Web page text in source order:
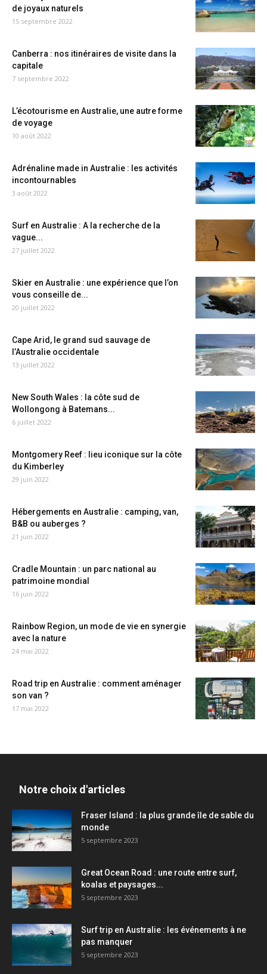
de joyaux naturels
15 septembre 2022
Canberra : nos itinéraires de visite dans la
capitale
7 septembre 2022
L’écotourisme en Australie, une autre forme
de voyage
10 août 2022
Adrénaline made in Australie : les activités
incontournables
3 août 2022
Surf en Australie : A la recherche de la
vague...
27 juillet 2022
Skier en Australie : une expérience que l’on
vous conseille de...
20 juillet 2022
Cape Arid, le grand sud sauvage de
l’Australie occidentale
13 juillet 2022
New South Wales : la côte sud de
Wollongong à Batemans...
6 juillet 2022
Montgomery Reef : lieu iconique sur la côte
du Kimberley
29 juin 2022
Hébergements en Australie : camping, van,
B&B ou auberges ?
21 juin 2022
Cradle Mountain : un parc national au
patrimoine mondial
16 juin 2022
Rainbow Region, un mode de vie en synergie
avec la nature
24 mai 2022
Road trip en Australie : comment aménager
son van ?
17 mai 2022
Notre choix d'articles
Fraser Island : la plus grande île de sable du
monde
5 septembre 2023
Great Ocean Road : une route entre surf,
koalas et paysages...
5 septembre 2023
Surf trip en Australie : les événements à ne
pas manquer
5 septembre 2023